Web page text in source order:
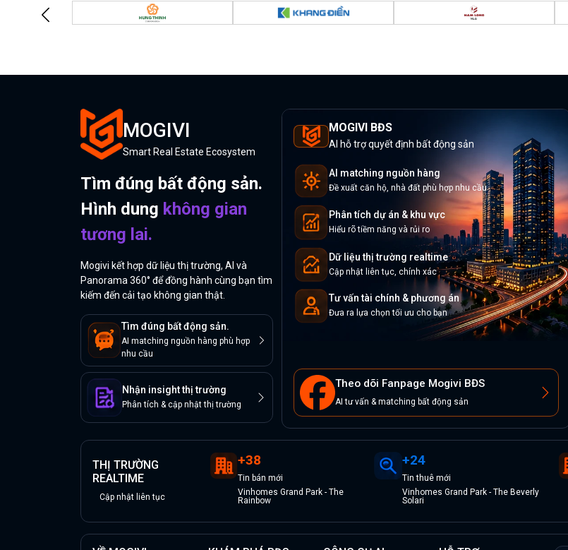
MOGIVI
Smart Real Estate Ecosystem
Tìm đúng bất động sản.
Hình dung không gian
tương lai.
Mogivi kết hợp dữ liệu thị trường, AI và
Panorama 360° để đồng hành cùng bạn tìm
kiếm đến cải tạo không gian thật.
Tìm đúng bất động sản.
AI matching nguồn hàng phù hợp
nhu cầu
Nhận insight thị trường
Phân tích & cập nhật thị trường
MOGIVI BĐS
AI hỗ trợ quyết định bất động sản
AI matching nguồn hàng
Đề xuất căn hộ, nhà đất phù hợp nhu cầu
Phân tích dự án & khu vực
Hiểu rõ tiềm năng và rủi ro
Dữ liệu thị trường realtime
Cập nhật liên tục, chính xác
Tư vấn tài chính & phương án
Đưa ra lựa chọn tối ưu cho bạn
Theo dõi Fanpage Mogivi BĐS
AI tư vấn & matching bất động sản
THỊ TRƯỜNG
REALTIME
Cập nhật liên tục
+38
Tin bán mới
Vinhomes Grand Park - The
Rainbow
+24
Tinthuê mới
Vinhomes Grand Park - The Beverly
Solari